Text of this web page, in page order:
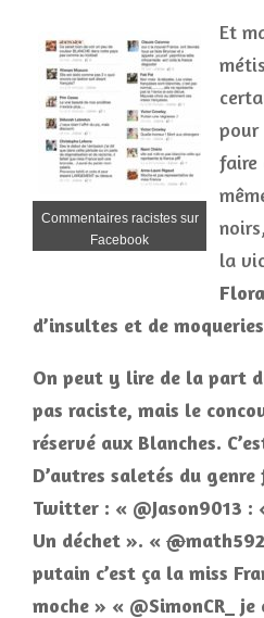
Commentaires racistes sur
Facebook
Et
pour
faire
la
d’insultes et de
On peut y lire de la part
pas raciste, mais le
réservé aux Blanches.
D’autres saletés du
Twitter : « @Jason9013 :
Un déchet ». « @
putain c’est ça la miss
moche » « @SimonCR_ je